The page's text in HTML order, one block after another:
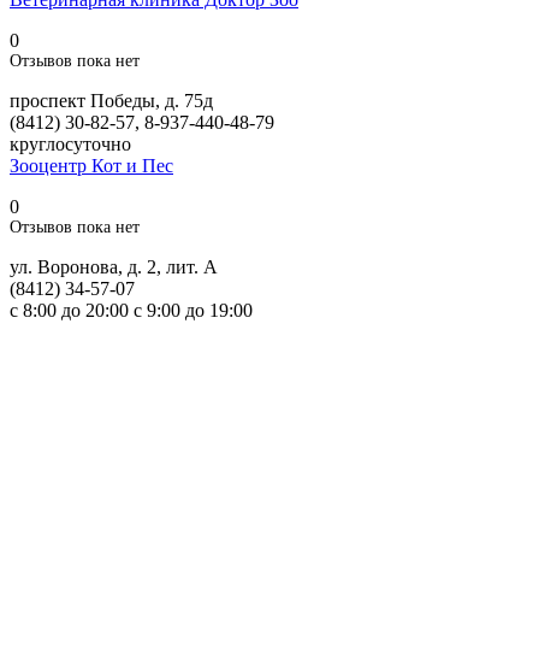
0
Отзывов пока нет
проспект Победы, д. 75д
(8412) 30-82-57, 8-937-440-48-79
круглосуточно
Зооцентр Кот и Пес
0
Отзывов пока нет
ул. Воронова, д. 2, лит. А
(8412) 34-57-07
с 8:00 до 20:00 с 9:00 до 19:00